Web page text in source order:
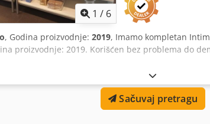
1 / 6
, Godina proizvodnje: 2019, Imamo kompletan
proizvodnje: 2019. Korišćen bez problema do
Sačuvaj pretragu